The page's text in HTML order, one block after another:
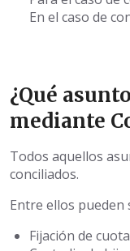
En el caso de
¿Qué
mediante
Todos aquellos
conciliados.
Entre ellos pueden
Fijación de